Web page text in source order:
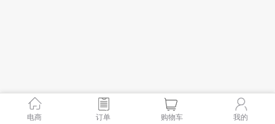
电商 订单 购物车 我的